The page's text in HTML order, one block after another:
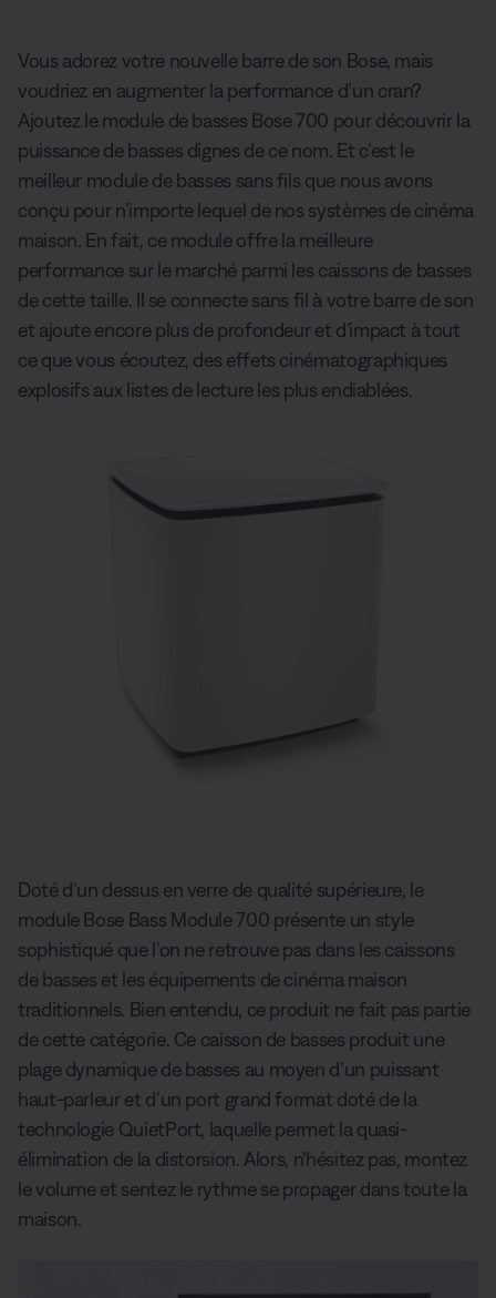
Vous adorez votre nouvelle barre de son Bose, mais
voudriez en augmenter la performance d’un cran?
Ajoutez le module de basses Bose 700 pour découvrir la
puissance de basses dignes de ce nom. Et c’est le
meilleur module de basses sans fils que nous avons
conçu pour n’importe lequel de nos systèmes de cinéma
maison. En fait, ce module offre la meilleure
performance sur le marché parmi les caissons de basses
de cette taille. Il se connecte sans fil à votre barre de son
et ajoute encore plus de profondeur et d'impact à tout
ce que vous écoutez, des effets cinématographiques
explosifs aux listes de lecture les plus endiablées.
Doté d’un dessus en verre de qualité supérieure, le
module Bose Bass Module 700 présente un style
sophistiqué que l’on ne retrouve pas dans les caissons
de basses et les équipements de cinéma maison
traditionnels. Bien entendu, ce produit ne fait pas partie
de cette catégorie. Ce caisson de basses produit une
plage dynamique de basses au moyen d’un puissant
haut-parleur et d’un port grand format doté de la
technologie QuietPort, laquelle permet la quasi-
élimination de la distorsion. Alors, n'hésitez pas, montez
le volume et sentez le rythme se propager dans toute la
maison.